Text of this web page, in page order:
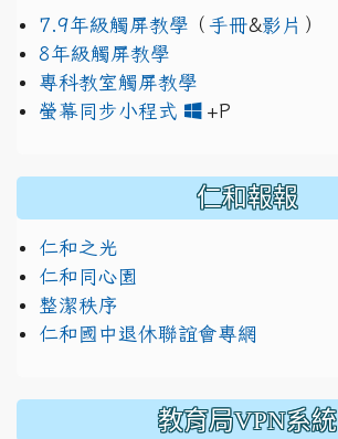
7.9年級觸屏教學 （ 手冊&影片 ）
8年級觸屏教學
專科教室觸屏教學
螢幕同步小程式
+P
仁和報報
仁和之光
仁和同心園
整潔秩序
仁和國中退休聯誼會專網
教育局VPN系統